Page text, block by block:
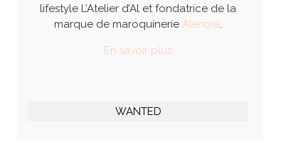
lifestyle L’Atelier d’Al et fondatrice de la
marque de maroquinerieAlénore.
En savoir plus
WANTED